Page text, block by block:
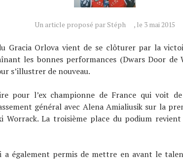
Un article proposé par Stéph , le 3 mai 2015
Gracia Orlova vient de se clôturer par la
les bonnes performances (Dwars Door de
s’illustrer de nouveau.
pour l’ex championne de France qui voit
général avec Alena Amialiusik sur la
Worrack. La troisième place du podium
a également permis de mettre en avant le